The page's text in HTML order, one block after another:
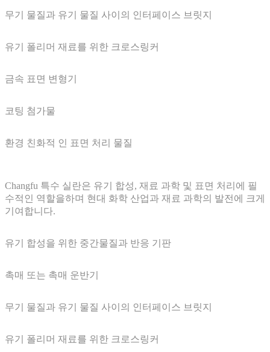
무기 물질과 유기 물질 사이의 인터페이스 브릿지
유기 폴리머 재료를 위한 크로스링커
금속 표면 변형기
코팅 첨가물
환경 친화적 인 표면 처리 물질
Changfu 특수 실란은 유기 합성, 재료 과학 및 표면 처리에 필
수적인 역할을하며 현대 화학 산업과 재료 과학의 발전에 크게
기여합니다.
유기 합성을 위한 중간물질과 반응 기판
촉매 또는 촉매 운반기
무기 물질과 유기 물질 사이의 인터페이스 브릿지
유기 폴리머 재료를 위한 크로스링커